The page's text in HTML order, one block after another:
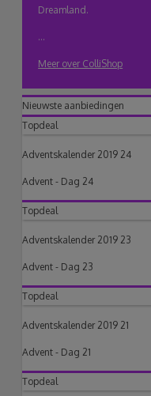
Dreamland.
...
Meer over ColliShop
Nieuwste aanbiedingen
Topdeal
Adventskalender 2019 24
Advent - Dag 24
Topdeal
Adventskalender 2019 23
Advent - Dag 23
Topdeal
Adventskalender 2019 21
Advent - Dag 21
Topdeal